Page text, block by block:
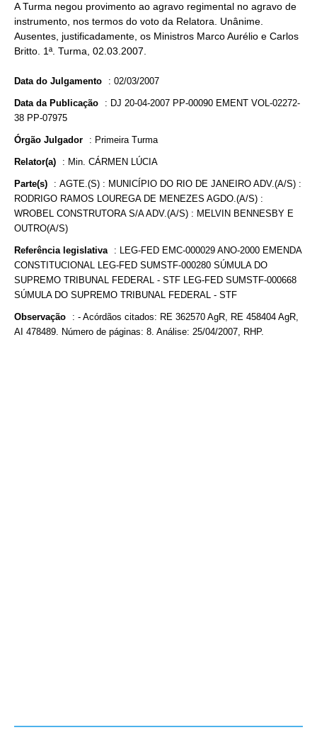
A Turma negou provimento ao agravo regimental no agravo de
instrumento, nos termos do voto da Relatora. Unânime.
Ausentes, justificadamente, os Ministros Marco Aurélio e Carlos
Britto. 1ª. Turma, 02.03.2007.
Data do Julgamento : 02/03/2007
Data da Publicação : DJ 20-04-2007 PP-00090 EMENT VOL-02272-
38 PP-07975
Órgão Julgador : Primeira Turma
Relator(a) : Min. CÁRMEN LÚCIA
Parte(s) : AGTE.(S) : MUNICÍPIO DO RIO DE JANEIRO ADV.(A/S) :
RODRIGO RAMOS LOUREGA DE MENEZES AGDO.(A/S) :
WROBEL CONSTRUTORA S/A ADV.(A/S) : MELVIN BENNESBY E
OUTRO(A/S)
Referência legislativa : LEG-FED EMC-000029 ANO-2000 EMENDA
CONSTITUCIONAL LEG-FED SUMSTF-000280 SÚMULA DO
SUPREMO TRIBUNAL FEDERAL - STF LEG-FED SUMSTF-000668
SÚMULA DO SUPREMO TRIBUNAL FEDERAL - STF
Observação : - Acórdãos citados: RE 362570 AgR, RE 458404 AgR,
AI 478489. Número de páginas: 8. Análise: 25/04/2007, RHP.